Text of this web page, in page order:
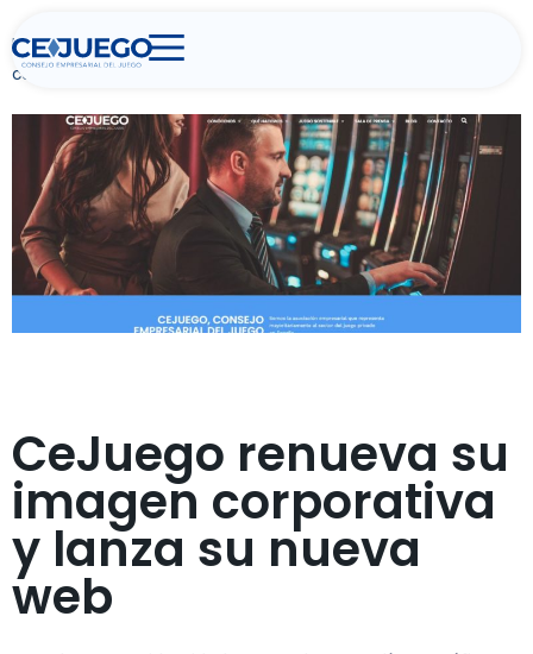
Conócenos
Juego responsable
Datos del sector
Contacto
Home>Notas de Prensa
corporativa y lanza su nueva web
CeJuego renueva su
imagen corporativa
y lanza su nueva
web